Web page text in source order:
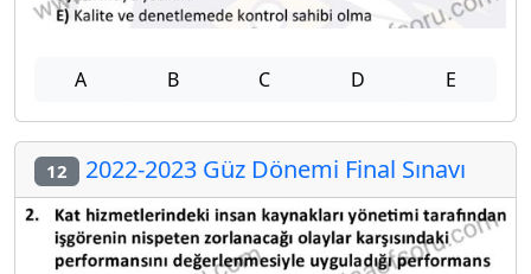
A B C D E
12 2022-2023 Güz Dönemi Final Sınavı